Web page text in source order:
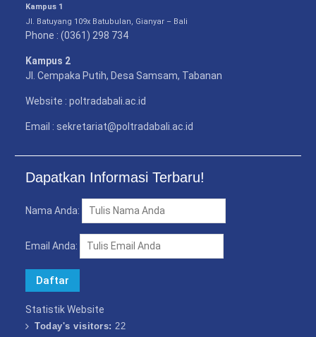
Kampus 1
Jl. Batuyang 109x Batubulan, Gianyar – Bali
Phone : (0361) 298 734
Kampus 2
Jl. Cempaka Putih, Desa Samsam, Tabanan
Website : poltradabali.ac.id
Email : sekretariat@poltradabali.ac.id
Dapatkan Informasi Terbaru!
Nama Anda:
Email Anda:
Statistik Website
Today's visitors: 22